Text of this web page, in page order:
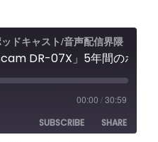
ドキャスト/音声配信界隈
00:00 /30:59
SUBSCRIBE
SHARE